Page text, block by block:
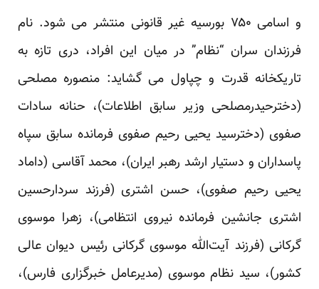
و اسامی ۷۵۰ بورسیه غیر قانونی منتشر می شود. نام
فرزندان سران “نظام” در میان این افراد، دری تازه به
تاریکخانه قدرت و چپاول می گشاید: منصوره مصلحی
(دخترحیدرمصلحی وزیر سابق اطلاعات)، حنانه سادات
صفوی (دخترسید یحیی رحیم صفوی فرمانده سابق سپاه
پاسداران و دستیار ارشد رهبر ایران)، محمد آقاسی (داماد
یحیی رحیم صفوی)، حسن اشتری (فرزند سردارحسین
اشتری جانشین فرمانده نیروی انتظامی)، زهرا موسوی
گرکانی (فرزند آیت‌الله موسوی گرکانی رئیس دیوان عالی
کشور)، سید نظام موسوی (مدیرعامل خبرگزاری فارس)،